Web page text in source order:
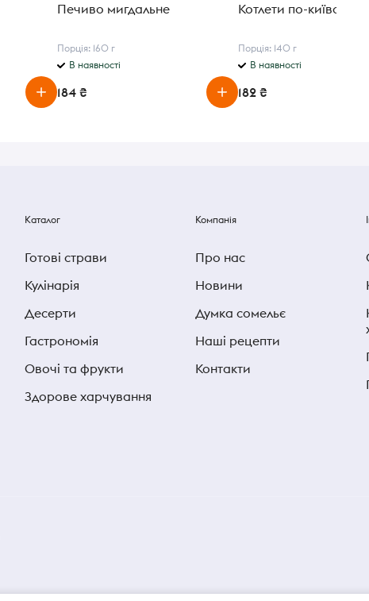
Печиво мигдальне
Порція: 160 г
В наявності
184 ₴
Котлети по-київськи
Порція: 140 г
В наявності
182 ₴
Каталог
Готові страви
Кулінарія
Десерти
Гастрономія
Овочі та фрукти
Здорове харчування
Компанія
Про нас
Новини
Думка сомельє
Наші рецепти
Контакти